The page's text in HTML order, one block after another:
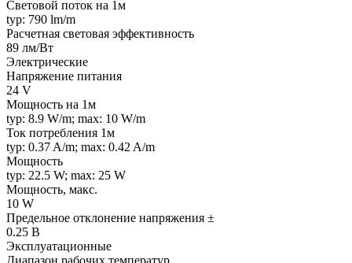
Световой поток на 1м
typ: 790 lm/m
Расчетная световая эффективность
89 лм/Вт
Электрические
Напряжение питания
24 V
Мощность на 1м
typ: 8.9 W/m; max: 10 W/m
Ток потребления 1м
typ: 0.37 A/m; max: 0.42 A/m
Мощность
typ: 22.5 W; max: 25 W
Мощность, макс.
10 W
Предельное отклонение напряжения ±
0.25 В
Эксплуатационные
Диапазон рабочих температур